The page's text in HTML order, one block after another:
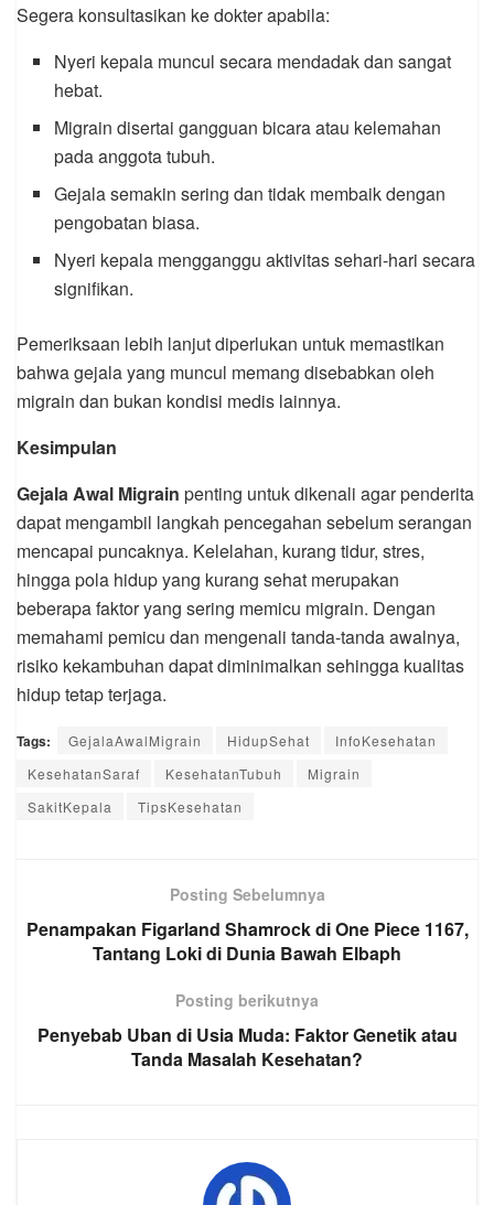
Segera konsultasikan ke dokter apabila:
Nyeri kepala muncul secara mendadak dan sangat
hebat.
Migrain disertai gangguan bicara atau kelemahan
pada anggota tubuh.
Gejala semakin sering dan tidak membaik dengan
pengobatan biasa.
Nyeri kepala mengganggu aktivitas sehari-hari secara
signifikan.
Pemeriksaan lebih lanjut diperlukan untuk memastikan
bahwa gejala yang muncul memang disebabkan oleh
migrain dan bukan kondisi medis lainnya.
Kesimpulan
Gejala Awal Migrain penting untuk dikenali agar penderita
dapat mengambil langkah pencegahan sebelum serangan
mencapai puncaknya. Kelelahan, kurang tidur, stres,
hingga pola hidup yang kurang sehat merupakan
beberapa faktor yang sering memicu migrain. Dengan
memahami pemicu dan mengenali tanda-tanda awalnya,
risiko kekambuhan dapat diminimalkan sehingga kualitas
hidup tetap terjaga.
Tags: GejalaAwalMigrain HidupSehat
InfoKesehatan
KesehatanSaraf
KesehatanTubuh
Migrain
SakitKepala
TipsKesehatan
Posting Sebelumnya
Penampakan Figarland Shamrock di One Piece 1167,
Tantang Loki di Dunia Bawah Elbaph
Posting berikutnya
Penyebab Uban di Usia Muda: Faktor Genetik atau
Tanda Masalah Kesehatan?